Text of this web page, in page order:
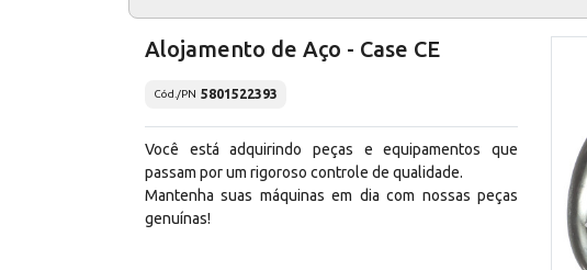
Alojamento de Aço - Case CE
Cód./PN 5801522393
Você está adquirindo peças e equipamentos que
passam por um rigoroso controle de qualidade.
Mantenha suas máquinas em dia com nossas peças
genuínas!